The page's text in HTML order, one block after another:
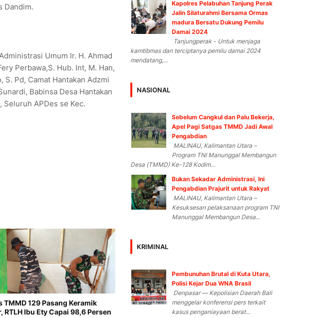
Dandim.
Umum Ir. H. Ahmad
Perbawa,S. Hub. Int, M. Han,
Pd, Camat Hantakan Adzmi
Babinsa Desa Hantakan
Seluruh APDes se Kec.
TMMD 129 Pasang Keramik
RTLH Ibu Ety Capai 98,6 Persen
Kapolres Pelabuhan Tanjung Perak
Jalin Silaturahmi Bersama Ormas
madura Bersatu Dukung Pemilu
Damai 2024
Tanjungperak - Untuk menjaga
kamtibmas dan terciptanya pemilu damai 2024
mendatang,...
NASIONAL
Sebelum Cangkul dan Palu Bekerja,
Apel Pagi Satgas TMMD Jadi Awal
Pengabdian
MALINAU, Kalimantan Utara –
Program TNI Manunggal Membangun
Desa (TMMD) Ke-128 Kodim...
Bukan Sekadar Administrasi, Ini
Pengabdian Prajurit untuk Rakyat
MALINAU, Kalimantan Utara –
Kesuksesan pelaksanaan program TNI
Manunggal Membangun Desa...
KRIMINAL
Pembunuhan Brutal di Kuta Utara,
Polisi Kejar Dua WNA Brasil
Denpasar — Kepolisian Daerah Bali
menggelar konferensi pers terkait
kasus penganiayaan berat...